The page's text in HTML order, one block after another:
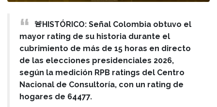
🚨HISTÓRICO: Señal Colombia obtuvo el
mayor rating de su historia durante el
cubrimiento de más de 15 horas en directo
de las elecciones presidenciales 2026,
según la medición RPB ratings del Centro
Nacional de Consultoría, con un rating de
hogares de 64477.